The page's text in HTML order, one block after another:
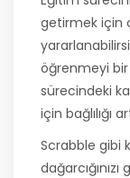
getirmek için
öğrenmeyi bir
sürecindeki
için bağlılığı
Scrabble gibi